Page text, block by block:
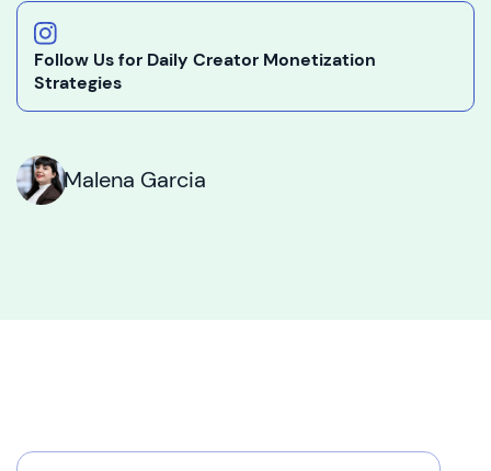
Follow Us for Daily Creator Monetization
Strategies
Malena Garcia